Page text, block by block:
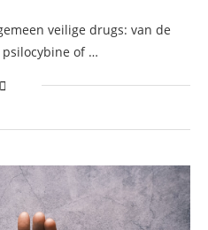
veilige drugs: van de
psilocybine of …